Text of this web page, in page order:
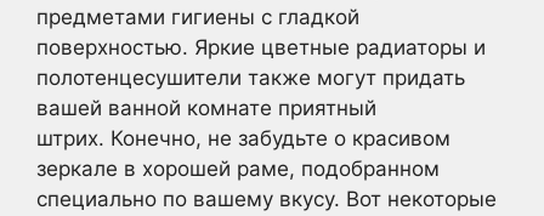
предметами гигиены с гладкой
поверхностью. Яркие цветные радиаторы и
полотенцесушители также могут придать
вашей ванной комнате приятный
штрих. Конечно, не забудьте о красивом
зеркале в хорошей раме, подобранном
специально по вашему вкусу. Вот некоторые